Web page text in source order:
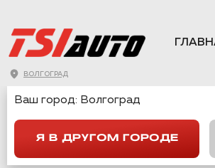
ВОЛГОГРАД
Ваш город: Волгоград
Я В ДРУГОМ ГОРОДЕ